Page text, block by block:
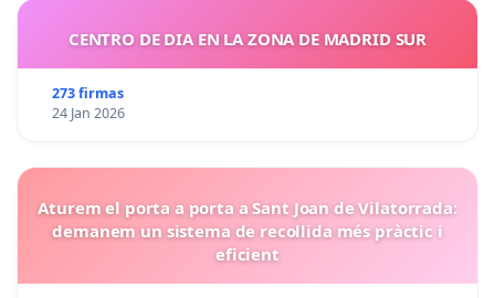
CENTRO DE DIA EN LA ZONA DE MADRID SUR
273 firmas
24 Jan 2026
Aturem el porta a porta a Sant Joan de Vilatorrada:
demanem un sistema de recollida més pràctic i
eficient